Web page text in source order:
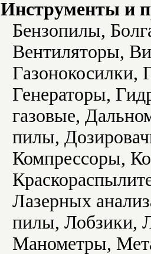
Инструменты и
Бензопилы,
Вентиляторы,
Газонокосилки,
Генераторы,
газовые,
пилы,
Компрессоры,
Лазерных
пилы, Лобзики,
Манометры,